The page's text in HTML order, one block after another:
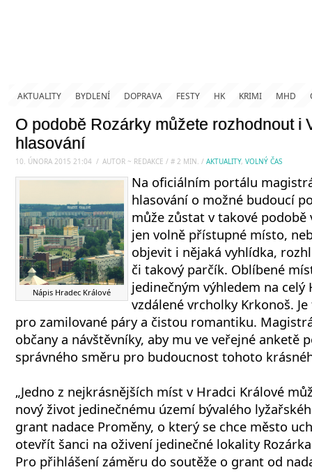
AKTUALITY BYDLENÍ DOPRAVA FESTY HK KRIMI MHD
O podobě Rozárky můžete rozhodnout i
hlasování
10. ÚNORA 2015 21:04 / AUTOR ~ REDAKCE / # 2 MIN. / AKTUALITY, VOLNÝ ČAS
Nápis Hradec Králové
Na oficiálním portálu
hlasování o možné budoucí
může zůstat v takové podobě
jen volně přístupné místo,
objevit i nějaká vyhlídka,
či takový parčík. Oblíbené
jedinečným výhledem na celý
vzdálené vrcholky Krkonoš.
pro zamilované páry a čistou romantiku.
občany a návštěvníky, aby mu ve veřejné anketě
správného směru pro budoucnost tohoto
„Jedno z nejkrásnějších míst v Hradci Králové
nový život jedinečnému území bývalého
grant nadace Proměny, o který se chce město
otevřít šanci na oživení jedinečné lokality
Pro přihlášení záměru do soutěže o grant od